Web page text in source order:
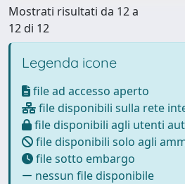
Mostrati risultati da 12 a
12 di 12
Legenda icone
file ad accesso aperto
file disponibili sulla rete
file disponibili agli utenti
file disponibili solo agli
file sotto embargo
nessun file disponibile